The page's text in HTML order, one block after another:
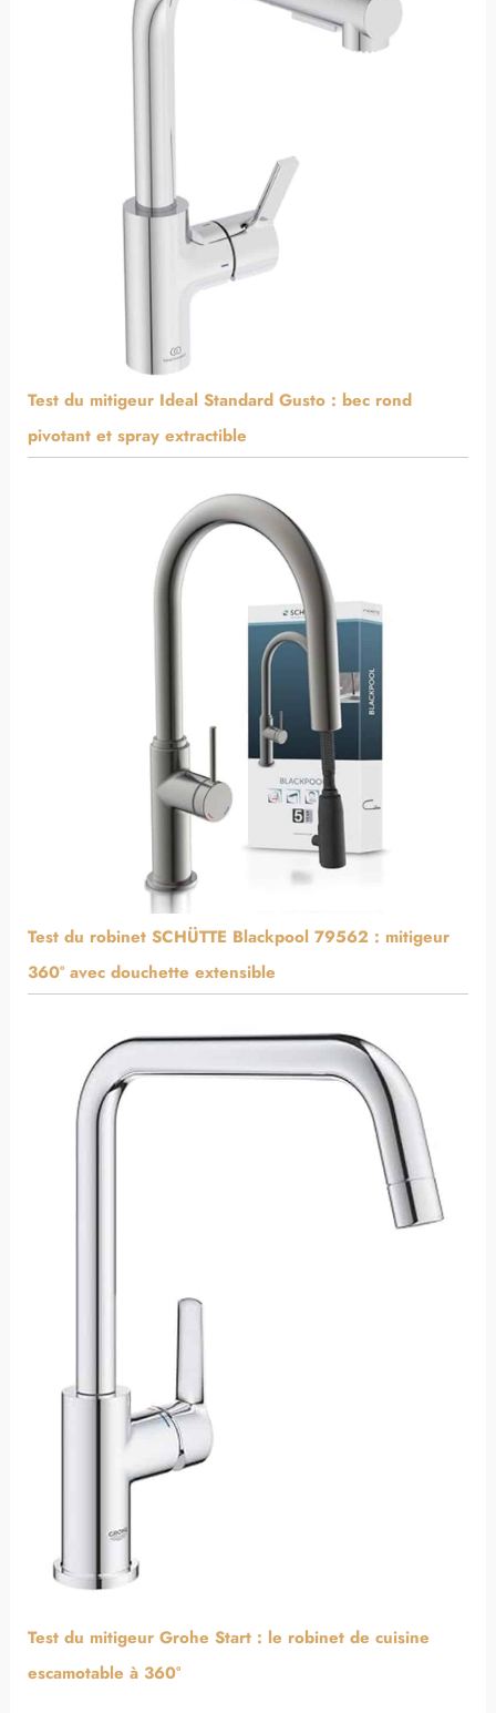
Test du mitigeur Ideal Standard Gusto : bec rond
pivotant et spray extractible
Test du robinet SCHÜTTE Blackpool 79562 : mitigeur
360° avec douchette extensible
Test du mitigeur Grohe Start : le robinet de cuisine
escamotable à 360°